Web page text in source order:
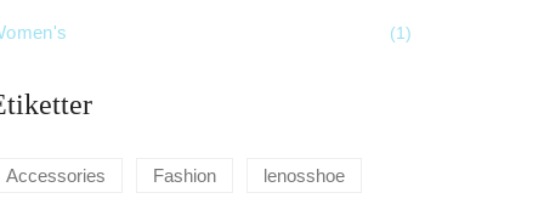
(1)
Accessories Fashion lenosshoe